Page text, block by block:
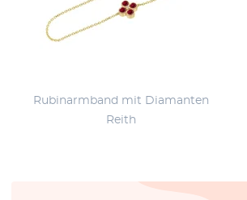
Rubinarmband mit Diamanten
Reith